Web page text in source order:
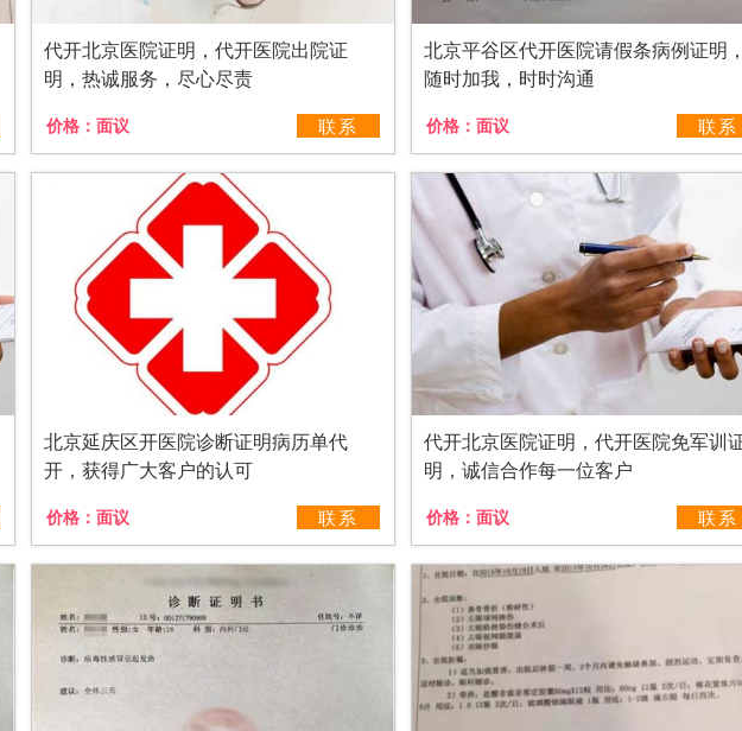
代开北京医院证明，代开医院出院证
明，热诚服务，尽心尽责
价格： 面议 联系
北京平谷区代开医院请假条病例证明
随时加我，时时沟通
价格： 面议 联系
北京延庆区开医院诊断证明病历单代
开，获得广大客户的认可
价格： 面议 联系
代开北京医院证明，代开医院免军训
明，诚信合作每一位客户
价格： 面议 联系